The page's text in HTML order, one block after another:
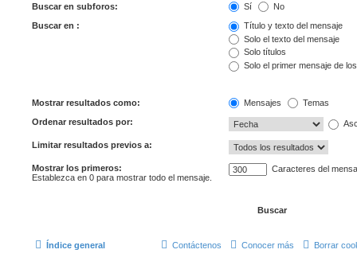
Buscar en subforos: Sí No
Buscar en :
Título y texto del mensaje
Solo el texto del mensaje
Solo títulos
Solo el primer mensaje de
Mostrar resultados como: Mensajes Temas
Ordenar resultados por:
Limitar resultados previos a:
Mostrar los primeros:
Establezca en 0 para mostrar todo el mensaje.
Caracteres del
Índice general Borrar
Conocer más
Contáctenos